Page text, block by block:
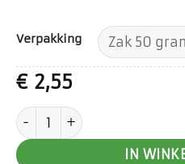
Verpakking
€2,55
Kaliumsorbaat aantal
IN